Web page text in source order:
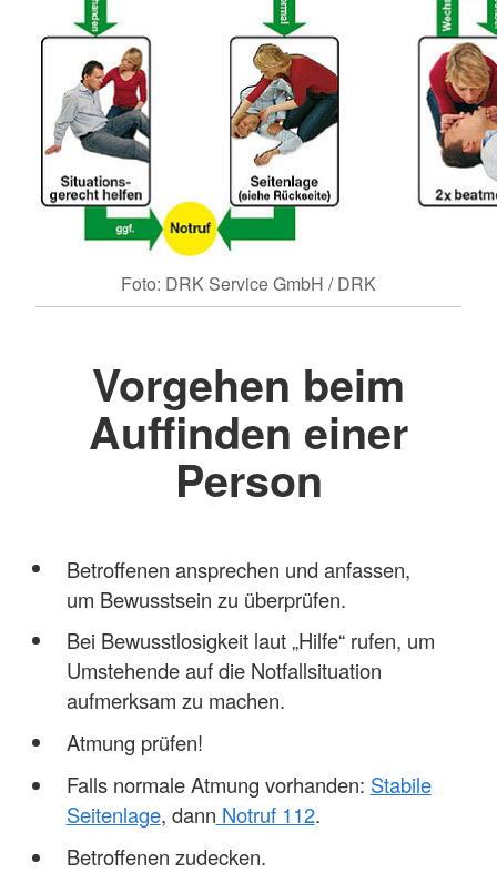
Foto: DRK Service GmbH / DRK
Vorgehen beim
Auffinden einer
Person
Betroffenen ansprechen und anfassen,
um Bewusstsein zu überprüfen.
Bei Bewusstlosigkeit laut „Hilfe“ rufen, um
Umstehende auf die Notfallsituation
aufmerksam zu machen.
Atmung prüfen!
Falls normale Atmung vorhanden: Stabile
Seitenlage, dann Notruf 112.
Betroffenen zudecken.